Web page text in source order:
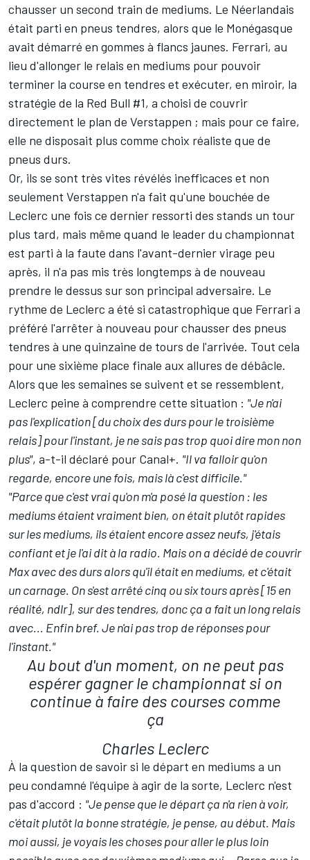
chausser un second train de mediums. Le Néerlandais
était parti en pneus tendres, alors que le Monégasque
avait démarré en gommes à flancs jaunes. Ferrari, au
lieu d'allonger le relais en mediums pour pouvoir
terminer la course en tendres et exécuter, en miroir, la
stratégie de la Red Bull #1, a choisi de couvrir
directement le plan de Verstappen ; mais pour ce faire,
elle ne disposait plus comme choix réaliste que de
pneus durs.
Or, ils se sont très vites révélés inefficaces et non
seulement Verstappen n'a fait qu'une bouchée de
Leclerc une fois ce dernier ressorti des stands un tour
plus tard, mais même quand le leader du championnat
est parti à la faute dans l'avant-dernier virage peu
après, il n'a pas mis très longtemps à de nouveau
prendre le dessus sur son principal adversaire. Le
rythme de Leclerc a été si catastrophique que Ferrari a
préféré l'arrêter à nouveau pour chausser des pneus
tendres à une quinzaine de tours de l'arrivée. Tout cela
pour une sixième place finale aux allures de débâcle.
Alors que les semaines se suivent et se ressemblent,
Leclerc peine à comprendre cette situation : "Je n'ai
pas l'explication [du choix des durs pour le troisième
relais] pour l'instant, je ne sais pas trop quoi dire mon non
plus", a-t-il déclaré pour Canal+. "Il va falloir qu'on
regarde, encore une fois, mais là c'est difficile."
"Parce que c'est vrai qu'on m'a posé la question : les
mediums étaient vraiment bien, on était plutôt rapides
sur les mediums, ils étaient encore assez neufs, j'étais
confiant et je l'ai dit à la radio. Mais on a décidé de couvrir
Max avec des durs alors qu'il était en mediums, et c'était
un carnage. On s'est arrêté cinq ou six tours après [15 en
réalité, ndlr], sur des tendres, donc ça a fait un long relais
avec... Enfin bref. Je n'ai pas trop de réponses pour
l'instant."
Au bout d'un moment, on ne peut pas
espérer gagner le championnat si on
continue à faire des courses comme
ça
Charles Leclerc
À la question de savoir si le départ en mediums a un
peu condamné l'équipe à agir de la sorte, Leclerc n'est
pas d'accord : "Je pense que le départ ça n'a rien à voir,
c'était plutôt la bonne stratégie, je pense, au début. Mais
moi aussi, je voyais les choses pour aller le plus loin